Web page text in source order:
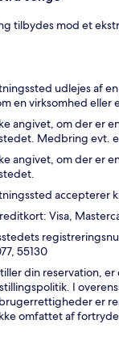
tilbydes mod et
udlejes af
en virksomhed eller
angivet, om der er
Medbring evt.
angivet, om der er
accepterer
Visa,
55130
din reservation,
I
er
omfattet af